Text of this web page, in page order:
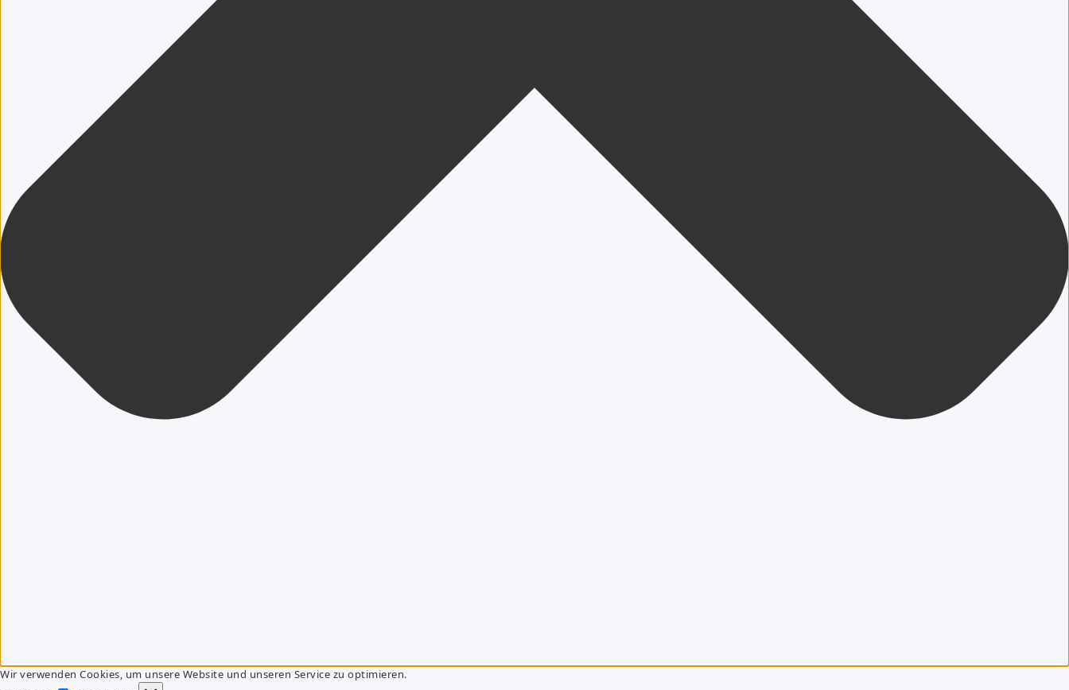
Wir verwenden Cookies, um unsere Website und unseren Service zu optimieren.